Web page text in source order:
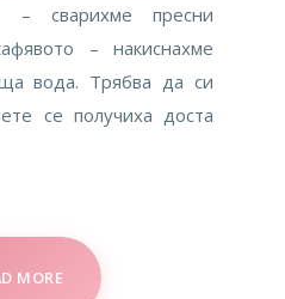
– сварихме пресни
– накиснахме
вода. Трябва да си
се получиха доста
MORE